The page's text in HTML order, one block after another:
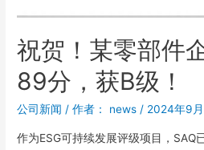
祝贺！某零部件
89分，获B级！
公司新闻 / 作者： news / 2024年9月
作为ESG可持续发展评级项目，SAQ